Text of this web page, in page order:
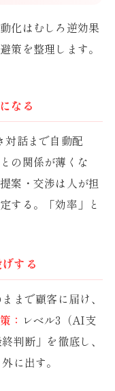
化はむしろ逆効果
策を整理します。
なる
対話まで自動配
の関係が薄くな
案・交渉は人が担
する。「効率」と
する
まで顧客に届け、
： レベル3（AI支
判断」を徹底し、
に出す。